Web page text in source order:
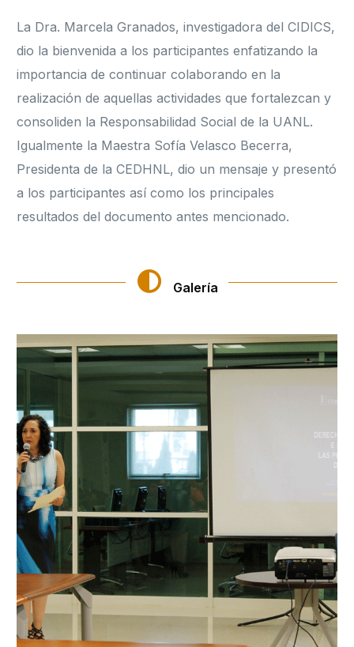
La Dra. Marcela Granados, investigadora del CIDICS,
dio la bienvenida a los participantes enfatizando la
importancia de continuar colaborando en la
realización de aquellas actividades que fortalezcan y
consoliden la Responsabilidad Social de la UANL.
Igualmente la Maestra Sofía Velasco Becerra,
Presidenta de la CEDHNL, dio un mensaje y presentó
a los participantes así como los principales
resultados del documento antes mencionado.
Galería